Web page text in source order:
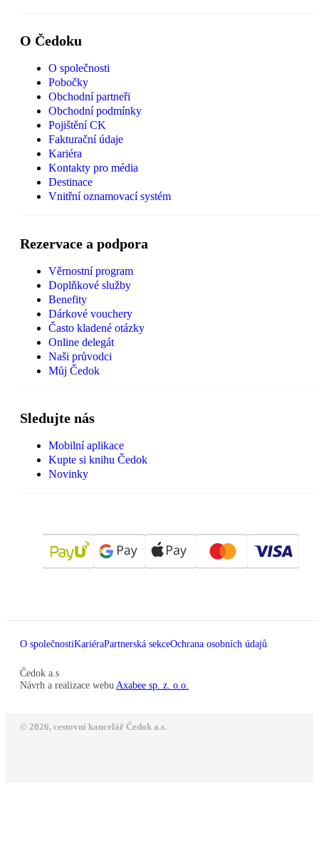
O Čedoku
O společnosti
Pobočky
Obchodní partneři
Obchodní podmínky
Pojištění CK
Fakturační údaje
Kariéra
Kontakty pro média
Destinace
Vnitřní oznamovací systém
Rezervace a podpora
Věrnostní program
Doplňkové služby
Benefity
Dárkové vouchery
Často kladené otázky
Online delegát
Naši průvodci
Můj Čedok
Sledujte nás
Mobilní aplikace
Kupte si knihu Čedok
Novinky
O společnostiKariéraPartnerská sekceOchrana osobních údajů
Čedok a.s
Návrh a realizace webu Axabee sp. z. o.o.
© 2026, cestovní kancelář Čedok a.s.